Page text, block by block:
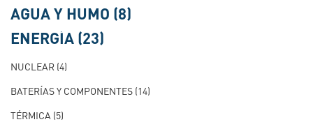
AGUA Y HUMO (8)
ENERGÍA (23)
NUCLEAR (4)
BATERÍAS Y COMPONENTES (14)
TÉRMICA (5)